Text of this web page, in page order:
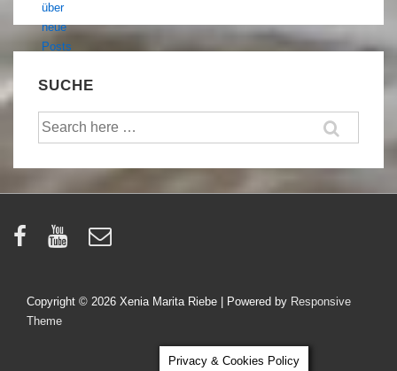
SUCHE
Suche
Copyright © 2026 Xenia Marita Riebe | Powered by Responsive
Theme
Privacy & Cookies Policy